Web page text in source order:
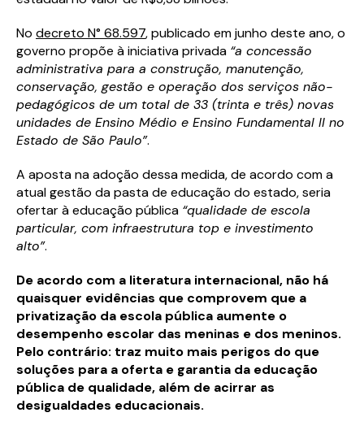
No decreto N° 68.597, publicado em junho deste ano, o
governo propõe à iniciativa privada “a concessão
administrativa para a construção, manutenção,
conservação, gestão e operação dos serviços não-
pedagógicos de um total de 33 (trinta e três) novas
unidades de Ensino Médio e Ensino Fundamental II no
Estado de São Paulo”.
A aposta na adoção dessa medida, de acordo com a
atual gestão da pasta de educação do estado, seria
ofertar à educação pública “qualidade de escola
particular, com infraestrutura top e investimento
alto”.
De acordo com a literatura internacional, não há
quaisquer evidências que comprovem que a
privatização da escola pública aumente o
desempenho escolar das meninas e dos meninos.
Pelo contrário: traz muito mais perigos do que
soluções para a oferta e garantia da educação
pública de qualidade, além de acirrar as
desigualdades educacionais.